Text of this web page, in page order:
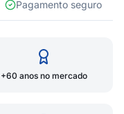
Pagamento seguro
+60 anos no mercado